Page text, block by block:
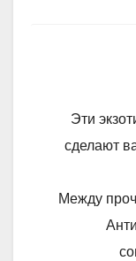
Эти
сделают
Между